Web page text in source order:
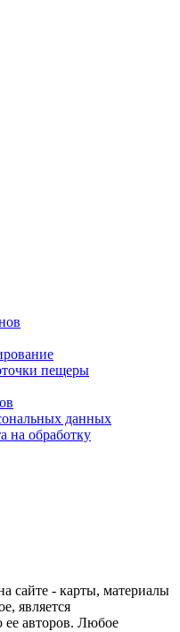
пещеры
данных
на обработку
сайте - карты, материалы
является
ее авторов. Любое